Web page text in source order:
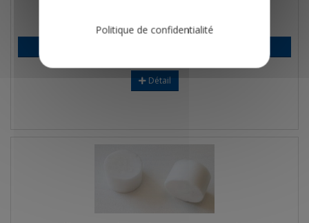
combustion ECOM EN / EN2/ EN3/ J2KN
Détail
Politique de confidentialité